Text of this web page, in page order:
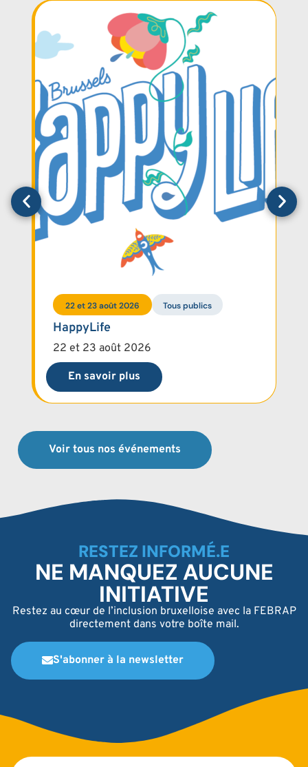
22 et 23 août 2026 Tous publics
HappyLife
22 et 23 août 2026
En savoir plus
Voir tous nos événements
RESTEZ INFORMÉ.E
NE MANQUEZ AUCUNE
INITIATIVE
Restez au cœur de l’inclusion bruxelloise avec la FEBRAP
directement dans votre boîte mail.
S'abonner à la newsletter